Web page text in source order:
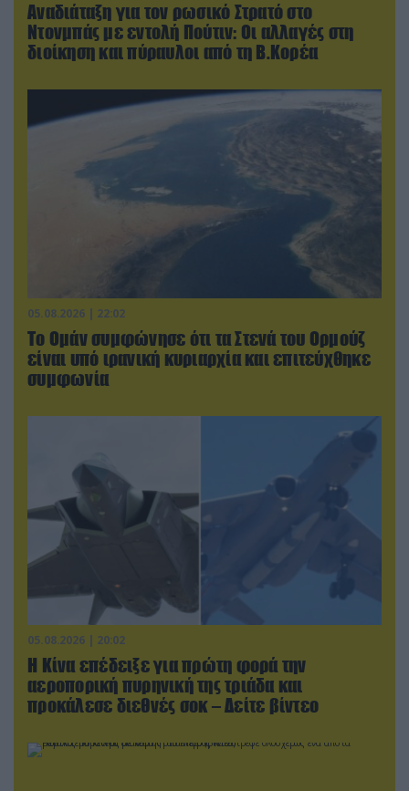
Αναδιάταξη για τον ρωσικό Στρατό στο
Ντονμπάς με εντολή Πούτιν: Οι αλλαγές στη
διοίκηση και πύραυλοι από τη Β.Κορέα
05.08.2026 | 22:02
Το Ομάν συμφώνησε ότι τα Στενά του Ορμούζ
είναι υπό ιρανική κυριαρχία και επιτεύχθηκε
συμφωνία
05.08.2026 | 20:02
Η Κίνα επέδειξε για πρώτη φορά την
αεροπορική πυρηνική της τριάδα και
προκάλεσε διεθνές σοκ – Δείτε βίντεο